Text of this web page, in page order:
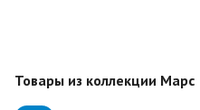
Товары из коллекции Марс